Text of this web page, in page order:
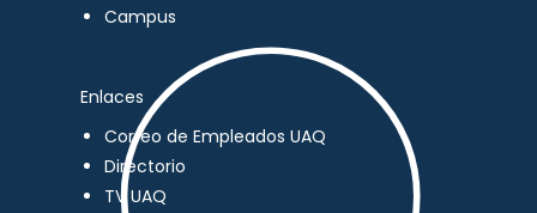
Campus
Enlaces
Correo de Empleados UAQ
Directorio
TV UAQ